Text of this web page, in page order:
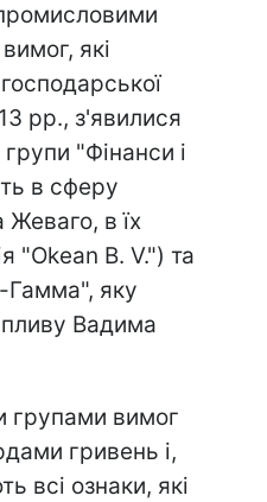
які
рр., з'явилися
"Фінанси і
в сферу
Жеваго, в їх
"Okean B. V.") та
Гамма", яку
Вадима
групами вимог
гривень і,
всі ознаки, які